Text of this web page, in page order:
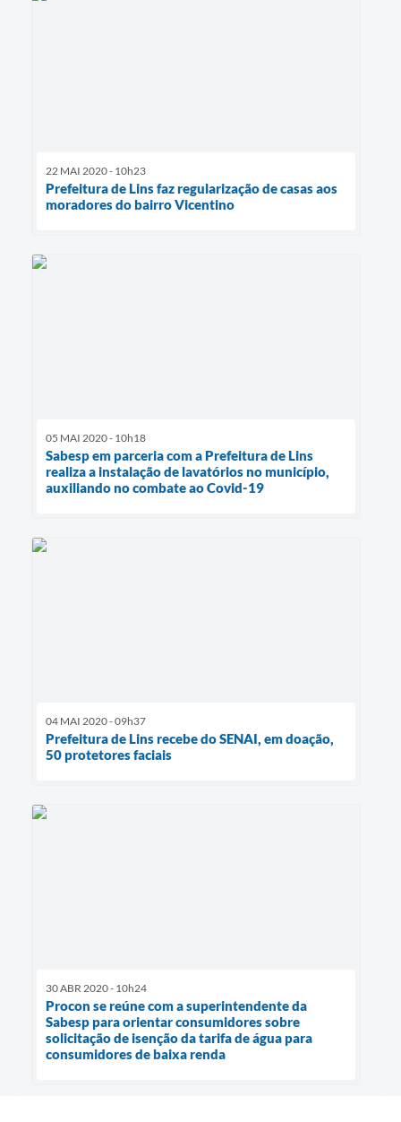
22 MAI 2020 - 10h23
Prefeitura de Lins faz regularização de casas aos
moradores do bairro Vicentino
05 MAI 2020 - 10h18
Sabesp em parceria com a Prefeitura de Lins
realiza a instalação de lavatórios no município,
auxiliando no combate ao Covid-19
04 MAI 2020 - 09h37
Prefeitura de Lins recebe do SENAI, em doação,
50 protetores faciais
30 ABR 2020 - 10h24
Procon se reúne com a superintendente da
Sabesp para orientar consumidores sobre
solicitação de isenção da tarifa de água para
consumidores de baixa renda